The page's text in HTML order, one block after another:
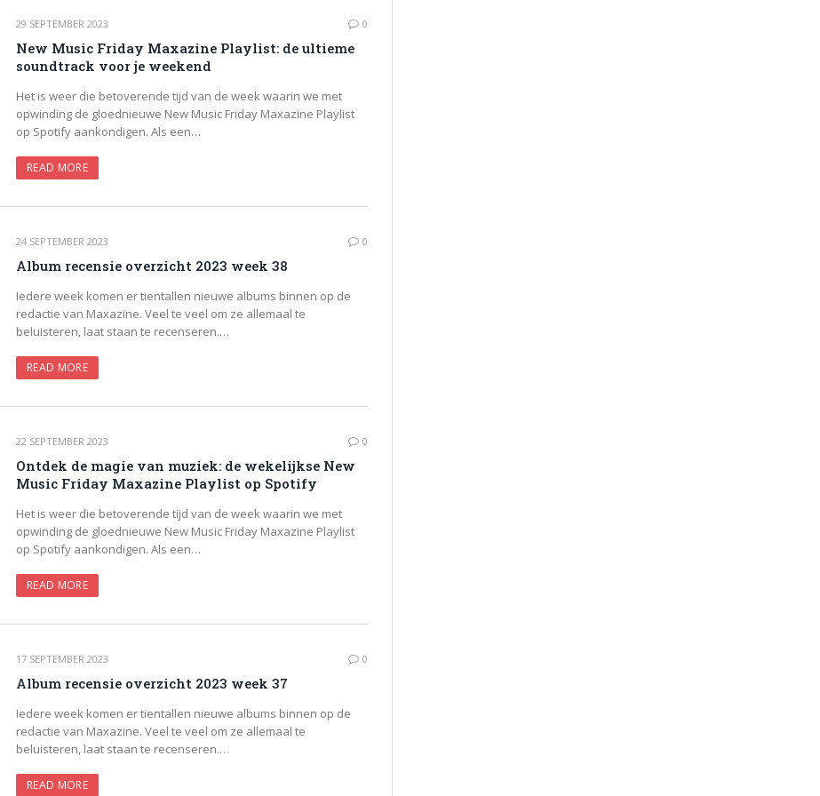
29 SEPTEMBER 2023 0
New Music Friday Maxazine Playlist: de ultieme
soundtrack voor je weekend
Het is weer die betoverende tijd van de week waarin we met
opwinding de gloednieuwe New Music Friday Maxazine Playlist
op Spotify aankondigen. Als een…
READ MORE
24 SEPTEMBER 2023 0
Album recensie overzicht 2023 week 38
Iedere week komen er tientallen nieuwe albums binnen op de
redactie van Maxazine. Veel te veel om ze allemaal te
beluisteren, laat staan te recenseren.…
READ MORE
22 SEPTEMBER 2023 0
Ontdek de magie van muziek: de wekelijkse New
Music Friday Maxazine Playlist op Spotify
Het is weer die betoverende tijd van de week waarin we met
opwinding de gloednieuwe New Music Friday Maxazine Playlist
op Spotify aankondigen. Als een…
READ MORE
17 SEPTEMBER 2023 0
Album recensie overzicht 2023 week 37
Iedere week komen er tientallen nieuwe albums binnen op de
redactie van Maxazine. Veel te veel om ze allemaal te
beluisteren, laat staan te recenseren.…
READ MORE